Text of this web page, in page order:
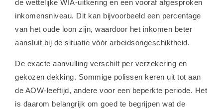
de wettelijke WIA-uitkering en een vooraf afgesproken
inkomensniveau. Dit kan bijvoorbeeld een percentage
van het oude loon zijn, waardoor het inkomen beter
aansluit bij de situatie vóór arbeidsongeschiktheid.
De exacte aanvulling verschilt per verzekering en
gekozen dekking. Sommige polissen keren uit tot aan
de AOW-leeftijd, andere voor een beperkte periode. Het
is daarom belangrijk om goed te begrijpen wat de